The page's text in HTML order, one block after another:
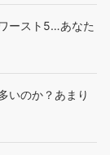
ースト5…あなた
いのか？あまり